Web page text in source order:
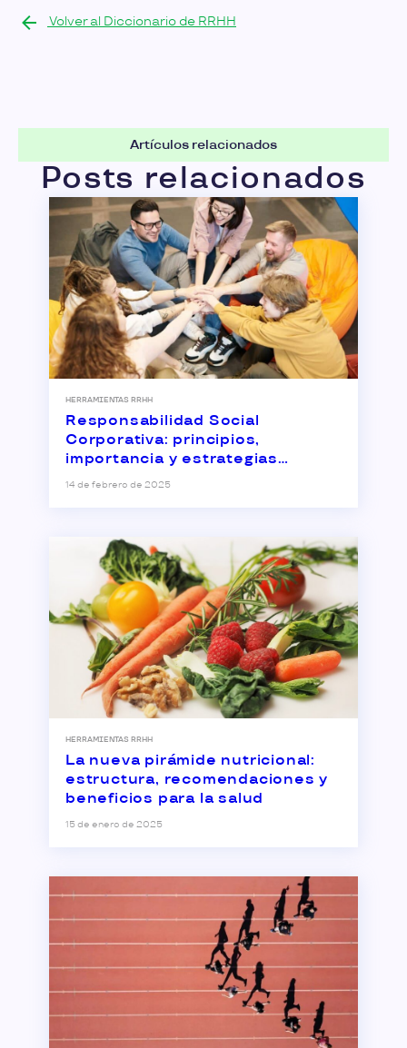
Volver al Diccionario de RRHH
Artículos relacionados
Posts relacionados
HERRAMIENTAS RRHH
Responsabilidad Social
Corporativa: principios,
importancia y estrategias
empresariales
14 de febrero de 2025
HERRAMIENTAS RRHH
La nueva pirámide nutricional:
estructura, recomendaciones y
beneficios para la salud
15 de enero de 2025